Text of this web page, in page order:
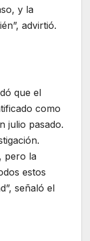
y la
advirtió.
que el
como
julio pasado.
pero la
estos
señaló el